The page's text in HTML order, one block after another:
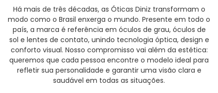
Há mais de três décadas, as Óticas Diniz transformam o
modo como o Brasil enxerga o mundo. Presente em todo o
país, a marca é referência em óculos de grau, óculos de
sol e lentes de contato, unindo tecnologia óptica, design e
conforto visual. Nosso compromisso vai além da estética:
queremos que cada pessoa encontre o modelo ideal para
refletir sua personalidade e garantir uma visão clara e
saudável em todas as situações.